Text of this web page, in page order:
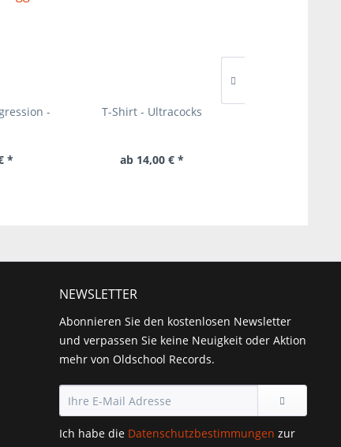
-
*
T-Shirt - Ultracocks
ab 14,00 € *
NEWSLETTER
Abonnieren Sie den kostenlosen Newsletter
und verpassen Sie keine Neuigkeit oder Aktion
mehr von Oldschool Records.
Ich habe die Datenschutzbestimmungen zur